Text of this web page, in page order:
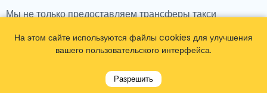
Мы не только предоставляем трансферы такси
аэропорта Вроцлава от аэропорта до вашего отеля и
обратно, но также предлагаем транспорт к различным
местам в и вокруг Вроцлава. Исследуйте местные
На этом сайте используются файлы cookies для улучшения
вашего пользовательского интерфейса.
Разрешить